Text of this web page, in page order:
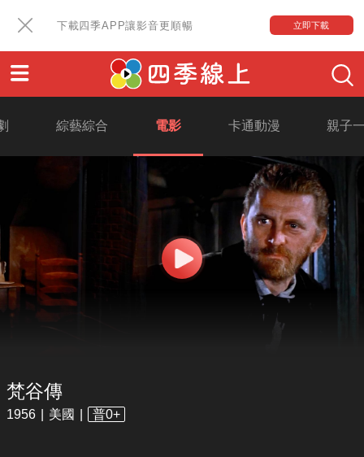
下載四季APP讓影音更順暢 立即下載
綜藝綜合 電影 卡通動漫 親子
梵谷傳
1956 美國 普0+